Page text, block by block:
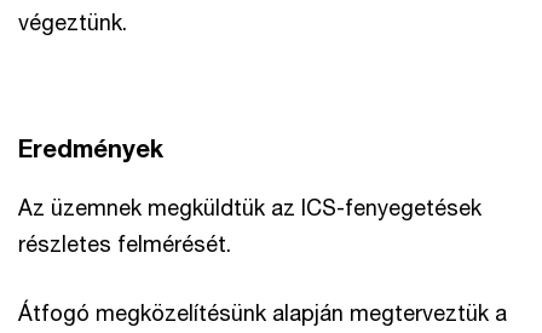
végeztünk.
Eredmények
Az üzemnek megküldtük az ICS-fenyegetések
részletes felmérését.
Átfogó megközelítésünk alapján megterveztük a